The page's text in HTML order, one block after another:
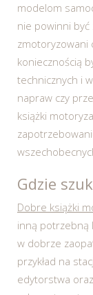
modelom
nie powinni być
zmotoryzowani
koniecznością
technicznych i
napraw czy
książki
Gdzie
Dobre książki
inną potrzebną
w dobrze
przykład na
edytorstwa